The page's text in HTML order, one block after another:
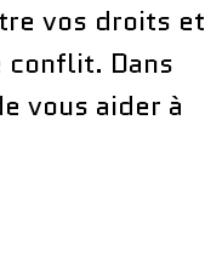
vos droits et
conflit. Dans
vous aider à